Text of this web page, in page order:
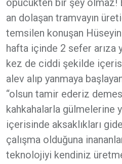
an dolaşan tramvayın
temsilen konuşan Hüseyin
hafta içinde 2 sefer arıza
kez de ciddi şekilde
alev alıp yanmaya
“olsun tamir ederiz
kahkahalarla gülmelerine
içerisinde aksaklıkları
çalışma olduğuna
teknolojiyi kendiniz